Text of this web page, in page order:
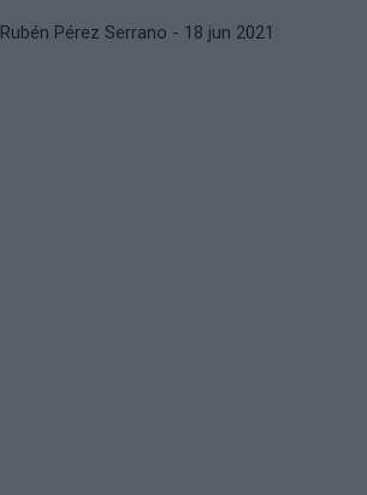
Rubén Pérez Serrano - 18 jun 2021